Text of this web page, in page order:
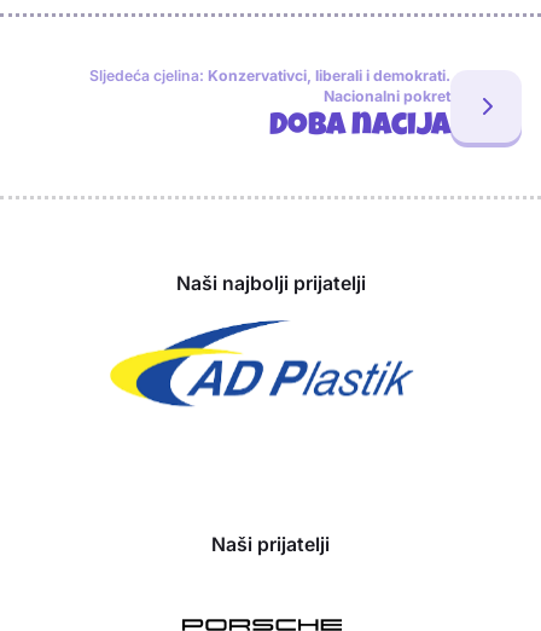
Sljedeća cjelina: Konzervativci, liberali i demokrati.
Nacionalni pokret
Doba nacija
Naši najbolji prijatelji
Naši prijatelji